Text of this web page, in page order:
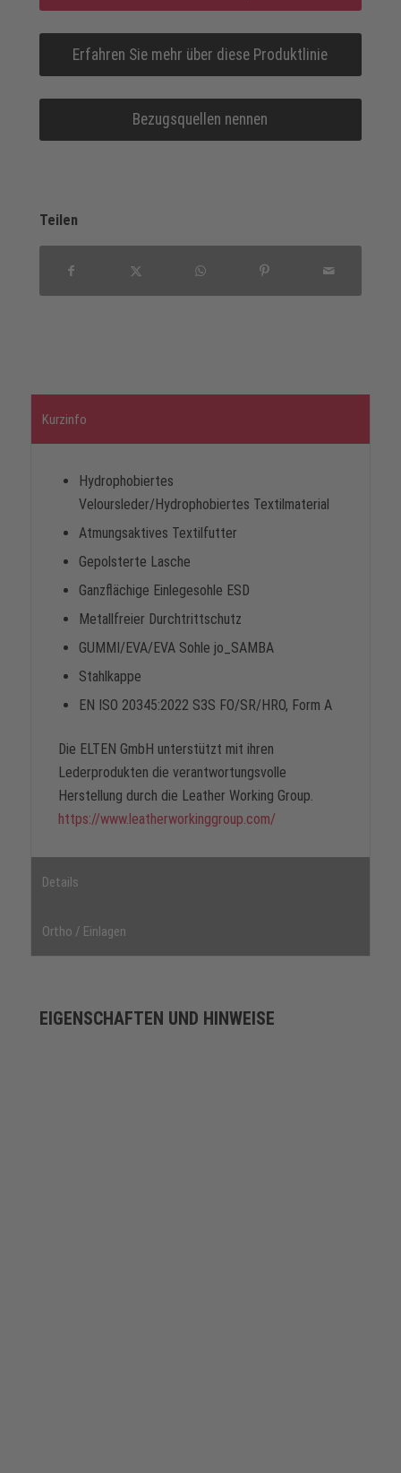
Erfahren Sie mehr über diese Produktlinie
Bezugsquellen nennen
Teilen
Kurzinfo
Hydrophobiertes
Veloursleder/Hydrophobiertes Textilmaterial
Atmungsaktives Textilfutter
Gepolsterte Lasche
Ganzflächige Einlegesohle ESD
Metallfreier Durchtrittschutz
GUMMI/EVA/EVA Sohle jo_SAMBA
Stahlkappe
EN ISO 20345:2022 S3S FO/SR/HRO, Form A
Die ELTEN GmbH unterstützt mit ihren
Lederprodukten die verantwortungsvolle
Herstellung durch die Leather Working Group.
https://www.leatherworkinggroup.com/
Details
Ortho / Einlagen
EIGENSCHAFTEN UND HINWEISE